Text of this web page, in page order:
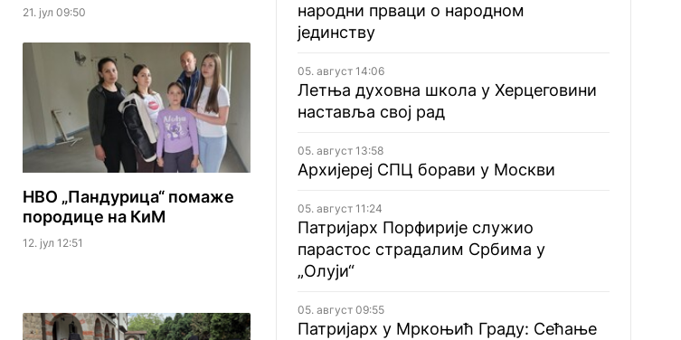
21. јул 09:50
НВО „Пандурица“ помаже
породице на КиМ
12. јул 12:51
народни прваци о народном
јединству
05. август 14:06
Летња духовна школа у Херцеговини
наставља свој рад
05. август 13:58
Архијереј СПЦ борави у Москви
05. август 11:24
Патријарх Порфирије служио
парастос страдалим Србима у
„Олуји“
05. август 09:55
Патријарх у Мркоњић Граду: Сећање